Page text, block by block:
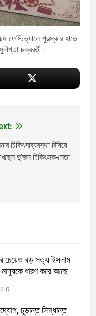
ফেস্টিভ্যালে পুরস্কার হাতে
চক্রবর্তী।
চিকিৎসাব্যবস্থা বিষিয়ে
দু’জন চিকিৎসক-নেতা
চেয়েও বড় সত্য ইসলাম
মানুষকে ধারণ করে আছে
0
চূড়ান্ত সিদ্ধান্ত